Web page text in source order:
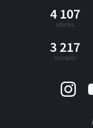
4 107
articles
3 217
conseils